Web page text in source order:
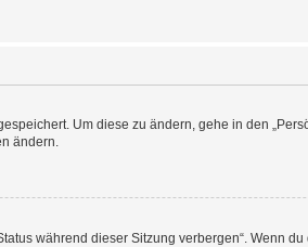
Um diese zu ändern, gehe in den
ändern.
während dieser Sitzung verbergen“. Wenn